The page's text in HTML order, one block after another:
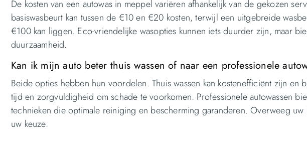
De kosten van een autowas in meppel variëren afhankelijk van de gekozen
basiswasbeurt kan tussen de €10 en €20 kosten, terwijl een uitgebreide
€100 kan liggen. Eco-vriendelijke wasopties kunnen iets duurder zijn, maar
duurzaamheid.
Kan ik mijn auto beter thuis wassen of naar een professionele
Beide opties hebben hun voordelen. Thuis wassen kan kostenefficiënt zijn
tijd en zorgvuldigheid om schade te voorkomen. Professionele autowassen
technieken die optimale reiniging en bescherming garanderen. Overweeg
uw keuze.